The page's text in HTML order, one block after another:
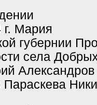
г. Мария
губернии
села
Параскева